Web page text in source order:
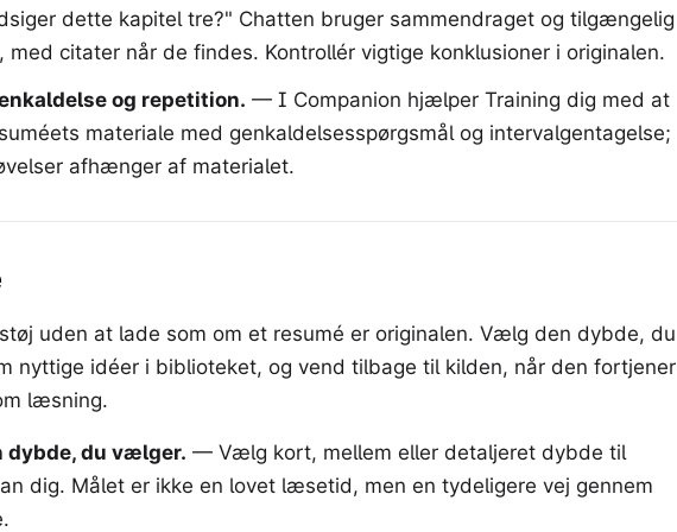
dette kapitel tre?" Chatten bruger sammendraget og tilgængelig
med citater når de findes. Kontrollér vigtige konklusioner i originalen.
og repetition. — I Companion hjælper Training dig med at
materiale med genkaldelsesspørgsmål og intervalgentagelse;
afhænger af materialet.
uden at lade som om et resumé er originalen. Vælg den dybde, du
nyttige idéer i biblioteket, og vend tilbage til kilden, når den fortjener
læsning.
dybde, du vælger. — Vælg kort, mellem eller detaljeret dybde til
dig. Målet er ikke en lovet læsetid, men en tydeligere vej gennem